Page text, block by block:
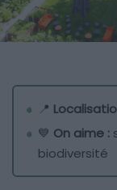
📍
💙 On aime :
biodiversité